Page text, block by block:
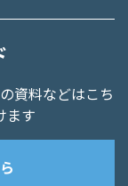
資料などはこち
ます